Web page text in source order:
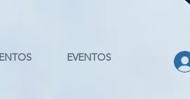
EVENTOS